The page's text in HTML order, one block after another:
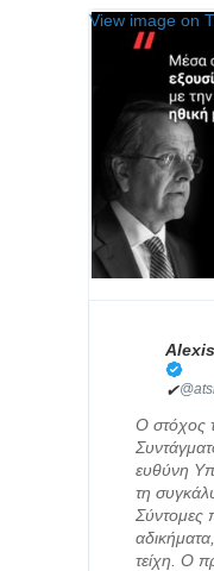
View image on
✔
Ο στόχος
ευθύνη
τη
Σύντομες
τείχη. Ο